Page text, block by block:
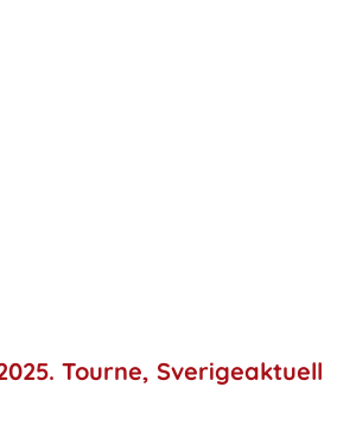
Tourne, Sverigeaktuell